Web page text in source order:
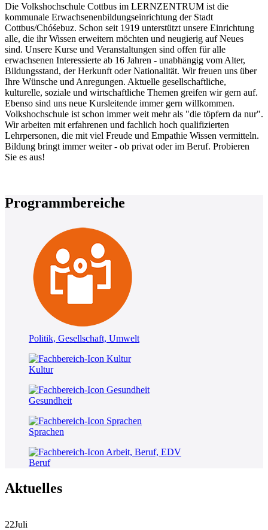
Die Volkshochschule Cottbus im LERNZENTRUM ist die
kommunale Erwachsenenbildungseinrichtung der Stadt
Cottbus/Chóśebuz. Schon seit 1919 unterstützt unsere Einrichtung
alle, die ihr Wissen erweitern möchten und neugierig auf Neues
sind. Unsere Kurse und Veranstaltungen sind offen für alle
erwachsenen Interessierte ab 16 Jahren - unabhängig vom Alter,
Bildungsstand, der Herkunft oder Nationalität. Wir freuen uns über
Ihre Wünsche und Anregungen. Aktuelle gesellschaftliche,
kulturelle, soziale und wirtschaftliche Themen greifen wir gern auf.
Ebenso sind uns neue Kursleitende immer gern willkommen.
Volkshochschule ist schon immer weit mehr als "die töpfern da nur".
Wir arbeiten mit erfahrenen und fachlich hoch qualifizierten
Lehrpersonen, die mit viel Freude und Empathie Wissen vermitteln.
Bildung bringt immer weiter - ob privat oder im Beruf. Probieren
Sie es aus!
Programmbereiche
Politik, Gesellschaft, Umwelt
Kultur
Gesundheit
Sprachen
Beruf
Aktuelles
22Juli